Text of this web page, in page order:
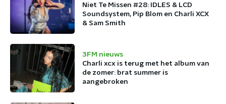
Niet Te Missen #28: IDLES & LCD
Soundsystem, Pip Blom en Charli XCX
& Sam Smith
3FM nieuws
Charli xcx is terug met het album van
de zomer: brat summer is
aangebroken